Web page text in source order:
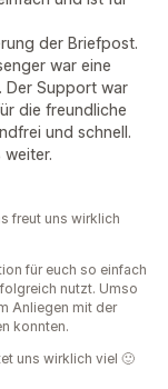
der Briefpost.
war eine
Der Support war
die freundliche
und schnell.
freut uns wirklich
für euch so einfach
nutzt. Umso
Anliegen mit der
konnten.
uns wirklich viel 🙂